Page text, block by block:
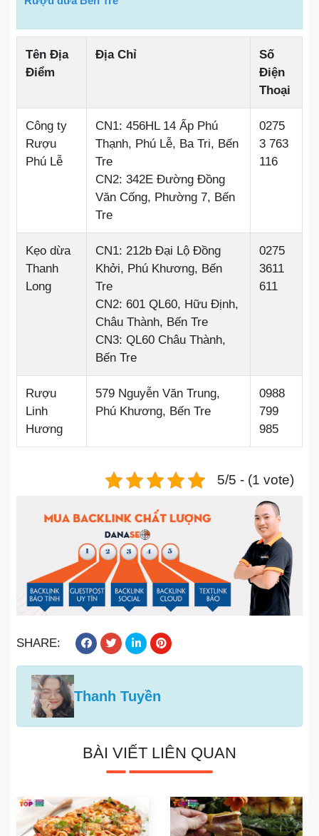
Tên Địa
Điểm
Địa Chỉ
Số
Điện
Thoại
Công ty
Rượu
Phú Lễ
CN1: 456HL 14 Ấp Phú
Thạnh, Phú Lễ, Ba Tri, Bến
Tre
CN2: 342E Đường Đồng
Văn Cống, Phường 7, Bến
Tre
0275
3 763
116
Kẹo dừa
Thanh
Long
CN1: 212b Đại Lộ Đồng
Khởi, Phú Khương, Bến
Tre
CN2: 601 QL60, Hữu Định,
Châu Thành, Bến Tre
CN3: QL60 Châu Thành,
Bến Tre
0275
3611
611
Rượu
Linh
Hương
579 Nguyễn Văn Trung,
Phú Khương, Bến Tre
0988
799
985
5/5 - (1 vote)
SHARE:
Thanh Tuyền
BÀI VIẾT LIÊN QUAN